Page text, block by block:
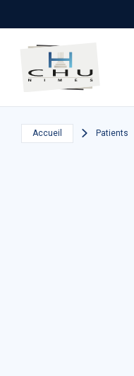
Accueil Patients